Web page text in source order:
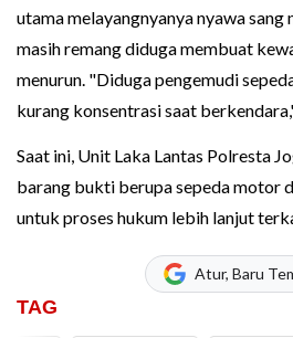
utama melayangnyanya nyawa sang
masih remang diduga membuat
menurun. "Diduga pengemudi
kurang konsentrasi saat
Saat ini, Unit Laka Lantas Polresta
barang bukti berupa sepeda motor
untuk proses hukum lebih lanjut
Atur, Baru
TAG